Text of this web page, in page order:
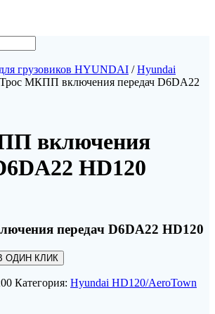
грузовиков HYUNDAI /Hyundai
МКПП включения передач D6DA22
включения
HD120
передач D6DA22 HD120
ОДИН КЛИК
Категория: Hyundai HD120/AeroTown